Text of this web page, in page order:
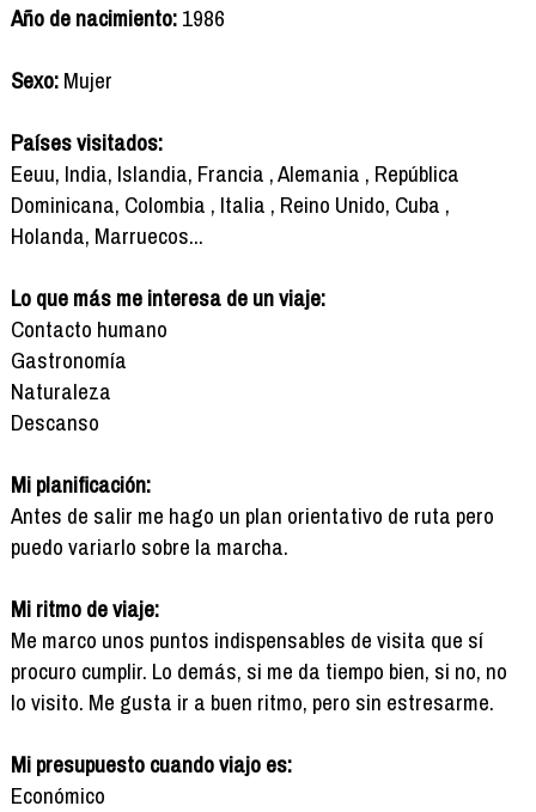
Año de nacimiento:1986
Sexo:Mujer
Países visitados:
Eeuu, India, Islandia, Francia , Alemania , República
Dominicana, Colombia , Italia , Reino Unido, Cuba ,
Holanda, Marruecos...
Lo que más me interesa de un viaje:
Contacto humano
Gastronomía
Naturaleza
Descanso
Mi planificación:
Antes de salir me hago un plan orientativo de ruta pero
puedo variarlo sobre la marcha.
Mi ritmo de viaje:
Me marco unos puntos indispensables de visita que sí
procuro cumplir. Lo demás, si me da tiempo bien, si no, no
lo visito. Me gusta ir a buen ritmo, pero sin estresarme.
Mi presupuesto cuando viajo es:
Económico